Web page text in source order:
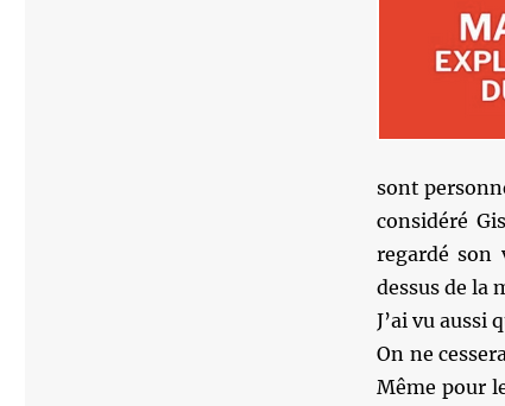
sont
considéré
regardé son
dessus de la
J’ai vu aussi
On ne
Même pour